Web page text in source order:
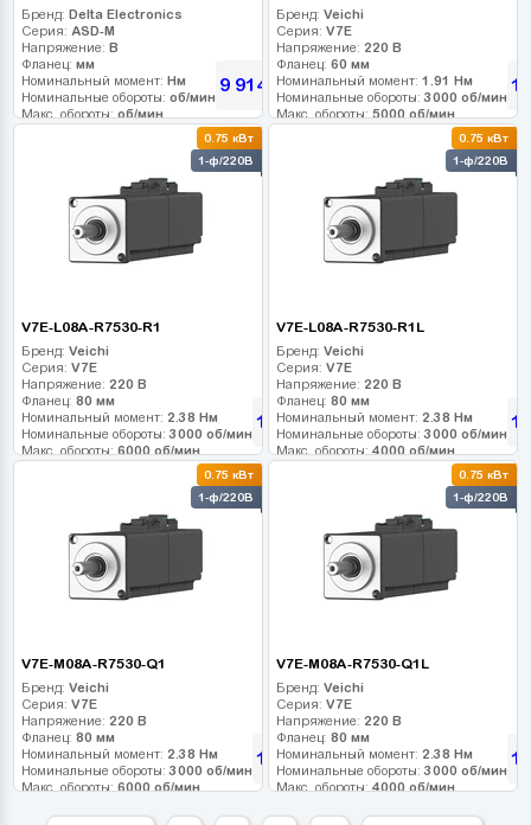
Бренд: Delta Electronics
Серия: ASD-M
Напряжение: В
Фланец: мм
Номинальный момент: Нм
Номинальные обороты: об/мин
Макс. обороты: об/мин
9 914 грн
Бренд: Veichi
Серия: V7E
Напряжение: 220 В
Фланец: 60 мм
Номинальный момент: 1.91 Нм
Номинальные обороты:3000 об/мин
Макс. обороты: 5000 об/мин
0.75 кВт
1-ф/220В
V7E-L08A-R7530-R1
Бренд: Veichi
Серия: V7E
Напряжение: 220 В
Фланец: 80 мм
Номинальный момент: 2.38 Нм
Номинальные обороты:3000 об/мин
Макс. обороты: 6000 об/мин
10 215грн
0.75 кВт
1-ф/220В
V7E-L08A-R7530-R1L
Бренд: Veichi
Серия: V7E
Напряжение: 220 В
Фланец: 80 мм
Номинальный момент: 2.38 Нм
Номинальные обороты:3000 об/мин
Макс. обороты: 4000 об/мин
0.75 кВт
1-ф/220В
V7E-M08A-R7530-Q1
Бренд: Veichi
Серия: V7E
Напряжение: 220 В
Фланец: 80 мм
Номинальный момент: 2.38 Нм
Номинальные обороты:3000 об/мин
Макс. обороты: 6000 об/мин
Энкодер:17-bit
10 980грн
0.75 кВт
1-ф/220В
V7E-M08A-R7530-Q1L
Бренд: Veichi
Серия: V7E
Напряжение: 220 В
Фланец: 80 мм
Номинальный момент: 2.38 Нм
Номинальные обороты:3000 об/мин
Макс. обороты: 4000 об/мин
Энкодер:17-bit